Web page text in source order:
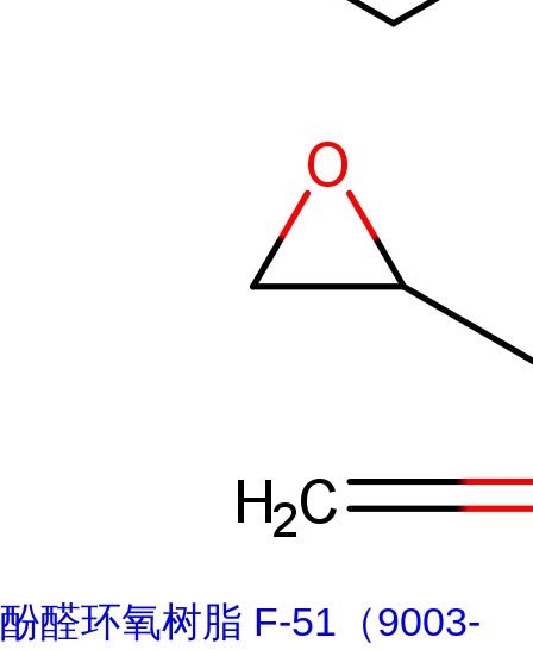
酚醛环氧树脂 F-51（9003-